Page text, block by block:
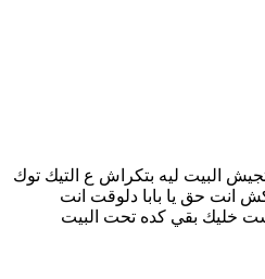
البيت ليه بتكراش ع التيك توك
انت حق يا بابا دلوقت انت
خليك بقي كده تحت البيت